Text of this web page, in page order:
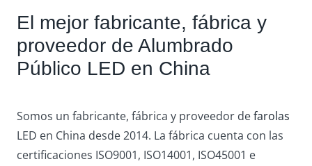
El mejor fabricante, fábrica y
proveedor de Alumbrado
Público LED en China
Somos un fabricante, fábrica y proveedor defarolas
LED en China desde 2014. La fábrica cuenta con las
certificaciones ISO9001, ISO14001, ISO45001 e